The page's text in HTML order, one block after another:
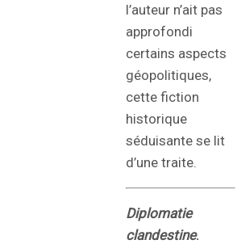
l’auteur n’ait pas
approfondi
certains aspects
géopolitiques,
cette fiction
historique
séduisante se lit
d’une traite.
Diplomatie
clandestine.